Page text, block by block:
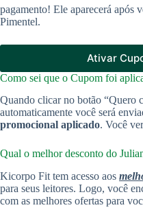
pagamento! Ele aparecerá após
Pimentel.
Ativar
Como sei que o Cupom foi
Quando clicar no botão “Quero
automaticamente você será
promocional aplicado. Você
Qual o melhor desconto do
Kicorpo Fit tem acesso aos
para seus leitores. Logo, você
com as melhores ofertas para